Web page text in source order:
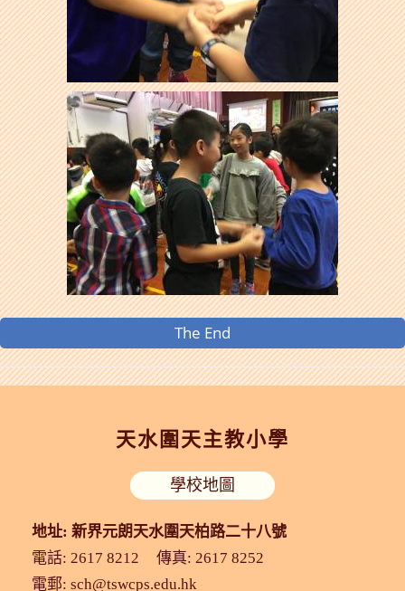
The End
天水圍天主教小學
地址: 新界元朗天水圍天柏路二十八號
學校地圖
電話: 2617 8212
傳真: 2617 8252
電郵: sch@tswcps.edu.hk